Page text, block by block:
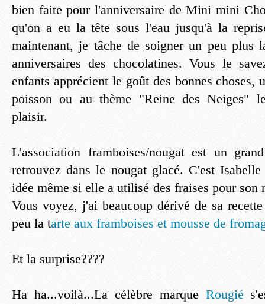
bien faite pour l'anniversaire de Mini mini
qu'on a eu la tête sous l'eau jusqu'à la
maintenant, je tâche de soigner un peu plus
anniversaires des chocolatines. Vous le
enfants apprécient le goût des bonnes choses,
poisson ou au thème "Reine des Neiges"
plaisir.
L'association framboises/nougat est un
retrouvez dans le nougat glacé. C'est
idée même si elle a utilisé des fraises pour
Vous voyez, j'ai beaucoup dérivé de sa
peu la tarte aux framboises et mousse de
Et la surprise????
Ha ha...voilà...La célèbre marque Rougié